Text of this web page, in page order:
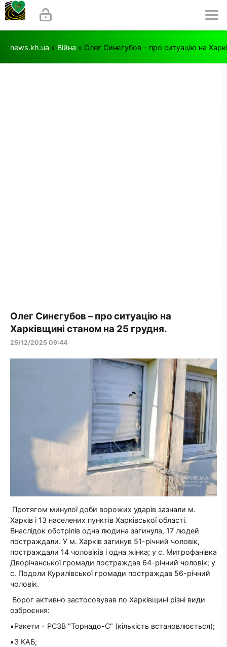
news.kh.ua » Війна » Олег Синєгубов – про ситуацію на
Олег Синєгубов – про ситуацію на
Харківщині станом на 25 грудня.
25/12/2025 09:44
Протягом минулої доби ворожих ударів зазнали м.
Харків і 13 населених пунктів Харківської області.
Внаслідок обстрілів одна людина загинула, 17 людей
постраждали. У м. Харків загинув 51-річний чоловік,
постраждали 14 чоловіків і одна жінка; у с. Митрофанівка
Дворічанської громади постраждав 64-річний чоловік; у
с. Подоли Курилівської громади постраждав 56-річний
чоловік.
Ворог активно застосовував по Харківщині різні види
озброєння:
▪️Ракети - РСЗВ "Торнадо-С" (кількість встановлюється);
▪️3 КАБ;